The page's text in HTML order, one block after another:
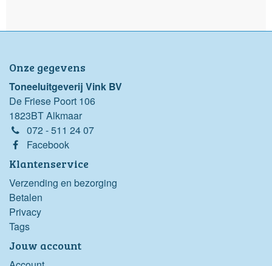
Onze gegevens
Toneeluitgeverij Vink BV
De Friese Poort 106
1823BT Alkmaar
072 - 511 24 07
Facebook
Klantenservice
Verzending en bezorging
Betalen
Privacy
Tags
Jouw account